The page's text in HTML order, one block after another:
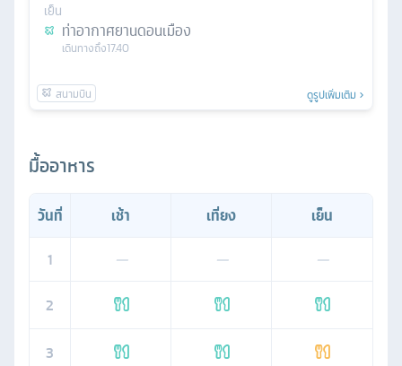
เย็น
ท่าอากาศยานดอนเมือง
เดินทางถึง17.40
ดูรูปเพิ่มเติม
มื้ออาหาร
วันที่ เช้า เที่ยง
เย็น
1
— —
—
2
3